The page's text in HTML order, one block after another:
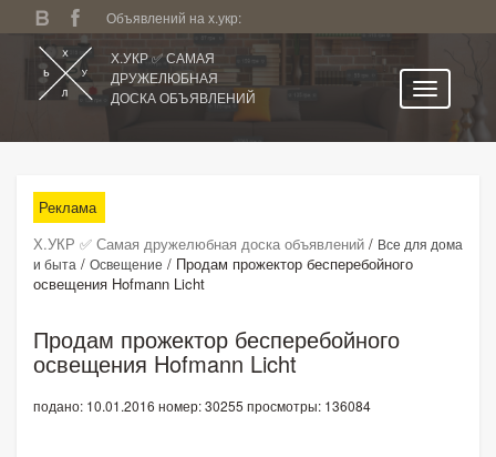
Объявлений на х.укр:
Х.УКР ✅ САМАЯ
ДРУЖЕЛЮБНАЯ
ДОСКА ОБЪЯВЛЕНИЙ
Все регионы
Категории
Избранное
Личный кабинет
Поиск по сайту
Подать объявление
Реклама
Х.УКР ✅ Самая дружелюбная доска объявлений / Все для дома
и быта / Освещение / Продам прожектор бесперебойного
освещения Hofmann Licht
Продам прожектор бесперебойного
освещения Hofmann Licht
подано: 10.01.2016 номер: 30255 просмотры: 136084